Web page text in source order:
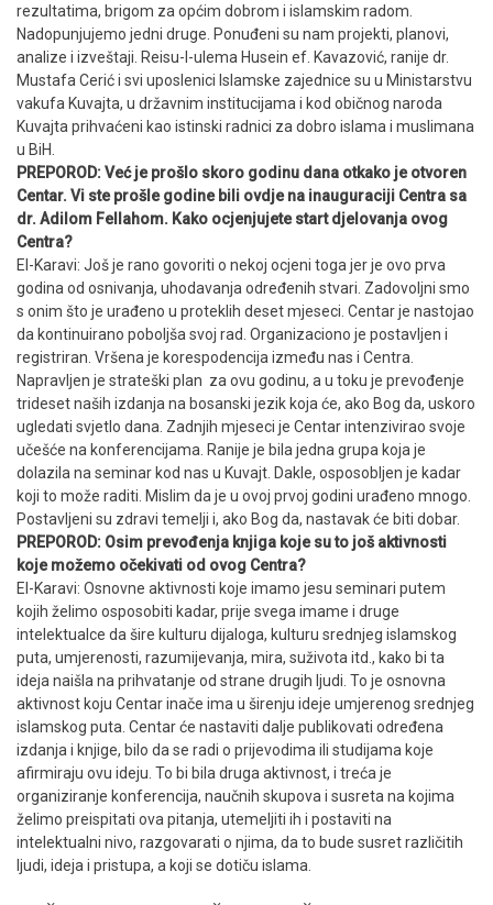
rezultatima, brigom za općim dobrom i islamskim radom.
Nadopunjujemo jedni druge. Ponuđeni su nam projekti, planovi,
analize i izveštaji. Reisu-l-ulema Husein ef. Kavazović, ranije dr.
Mustafa Cerić i svi uposlenici Islamske zajednice su u Ministarstvu
vakufa Kuvajta, u državnim institucijama i kod običnog naroda
Kuvajta prihvaćeni kao istinski radnici za dobro islama i muslimana
u BiH.
PREPOROD: Već je prošlo skoro godinu dana otkako je otvoren
Centar. Vi ste prošle godine bili ovdje na inauguraciji Centra sa
dr. Adilom Fellahom. Kako ocjenjujete start djelovanja ovog
Centra?
El-Karavi: Još je rano govoriti o nekoj ocjeni toga jer je ovo prva
godina od osnivanja, uhodavanja određenih stvari. Zadovoljni smo
s onim što je urađeno u proteklih deset mjeseci. Centar je nastojao
da kontinuirano poboljša svoj rad. Organizaciono je postavljen i
registriran. Vršena je korespodencija između nas i Centra.
Napravljen je strateški plan za ovu godinu, a u toku je prevođenje
trideset naših izdanja na bosanski jezik koja će, ako Bog da, uskoro
ugledati svjetlo dana. Zadnjih mjeseci je Centar intenzivirao svoje
učešće na konferencijama. Ranije je bila jedna grupa koja je
dolazila na seminar kod nas u Kuvajt. Dakle, osposobljen je kadar
koji to može raditi. Mislim da je u ovoj prvoj godini urađeno mnogo.
Postavljeni su zdravi temelji i, ako Bog da, nastavak će biti dobar.
PREPOROD: Osim prevođenja knjiga koje su to još aktivnosti
koje možemo očekivati od ovog Centra?
El-Karavi: Osnovne aktivnosti koje imamo jesu seminari putem
kojih želimo osposobiti kadar, prije svega imame i druge
intelektualce da šire kulturu dijaloga, kulturu srednjeg islamskog
puta, umjerenosti, razumijevanja, mira, suživota itd., kako bi ta
ideja naišla na prihvatanje od strane drugih ljudi. To je osnovna
aktivnost koju Centar inače ima u širenju ideje umjerenog srednjeg
islamskog puta. Centar će nastaviti dalje publikovati određena
izdanja i knjige, bilo da se radi o prijevodima ili studijama koje
afirmiraju ovu ideju. To bi bila druga aktivnost, i treća je
organiziranje konferencija, naučnih skupova i susreta na kojima
želimo preispitati ova pitanja, utemeljiti ih i postaviti na
intelektualni nivo, razgovarati o njima, da to bude susret različitih
ljudi, ideja i pristupa, a koji se dotiču islama.